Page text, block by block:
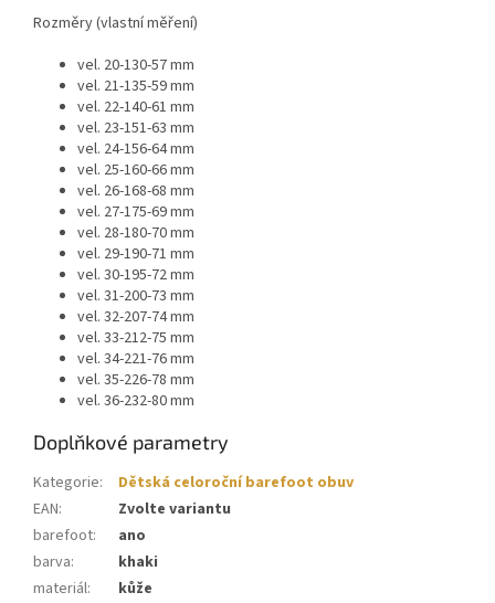
Rozměry (vlastní měření)
vel. 20-130-57 mm
vel. 21-135-59 mm
vel. 22-140-61 mm
vel. 23-151-63 mm
vel. 24-156-64 mm
vel. 25-160-66 mm
vel. 26-168-68 mm
vel. 27-175-69 mm
vel. 28-180-70 mm
vel. 29-190-71 mm
vel. 30-195-72 mm
vel. 31-200-73 mm
vel. 32-207-74 mm
vel. 33-212-75 mm
vel. 34-221-76 mm
vel. 35-226-78 mm
vel. 36-232-80 mm
Doplňkové parametry
Kategorie:
Dětská celoroční barefoot obuv
EAN:
Zvolte variantu
barefoot:
ano
barva:
khaki
materiál:
kůže